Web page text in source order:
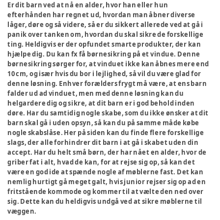
Er dit barn ved at nå en alder, hvor han eller hun
efterhånden har regnet ud, hvordan man åbner diverse
låger, døre og så videre, så er du sikkert allerede ved at gå i
panik over tanken om, hvordan du skal sikre de forskellige
ting. Heldigvis er der opfundet smarte produkter, der kan
hjælpe dig. Du kan fx få børnesikring på et vindue. Denne
børnesikring sørger for, at vinduet ikke kan åbnes mere end
10 cm, og især hvis du bor i lejlighed, så vil du være glad for
denne løsning. Enhver forælders frygt må være, at ens barn
falder ud ad vinduet, men med denne løsning kan du
helgardere dig og sikre, at dit barn er i god behold inden
døre. Har du samtidig nogle skabe, som du ikke ønsker at dit
barn skal gå i uden opsyn, så kan du på samme måde købe
nogle skabslåse. Her på siden kan du finde flere forskellige
slags, der alle forhindrer dit barn i at gå i skabet uden din
accept. Har du helt små børn, der har nået en alder, hvor de
griber fat i alt, hvad de kan, for at rejse sig op, så kan det
være en god ide at spænde nogle af møblerne fast. Det kan
nemlig hurtigt gå meget galt, hvis junior rejser sig op ad en
fritstående kommode og kommer til at vælte den ned over
sig. Dette kan du heldigvis undgå ved at sikre møblerne til
væggen.